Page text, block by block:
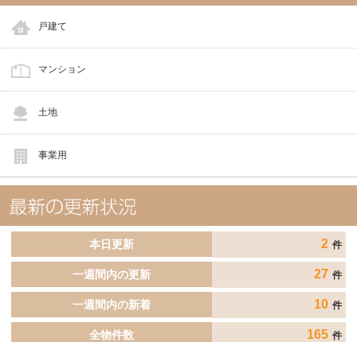
戸建て
マンション
土地
事業用
本日更新 2 件
一週間内の更新 27 件
一週間内の新着 10 件
全物件数 165 件